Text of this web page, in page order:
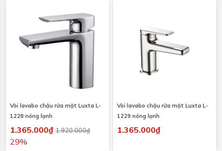
Vòi lavabo chậu rửa mặt Luxta L-
1228 nóng lạnh
1.365.000₫ 1.920.000₫
29%
Vòi lavabo chậu rửa mặt Luxta L-
1229 nóng lạnh
1.365.000₫